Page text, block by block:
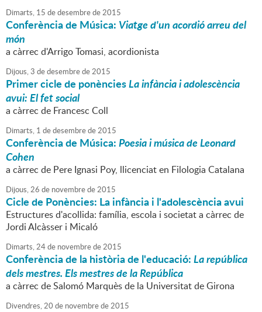
Dimarts, 15 dedesembrede2015
Conferència de Música: Viatge d'un acordió arreu del
món
a càrrec d'Arrigo Tomasi, acordionista
Dijous,3 dedesembrede2015
Primer cicle de ponènciesLa infància i adolescència
avui: El fet social
a càrrec de Francesc Coll
Dimarts, 1 dedesembrede2015
Conferència de Música:Poesia i música de Leonard
Cohen
a càrrec de Pere Ignasi Poy, llicenciat en Filologia Catalana
Dijous,26 de novembrede2015
Cicle de Ponències: La infància i l'adolescència avui
Estructures d'acollida: família, escola i societat a càrrec de
Jordi Alcàsser i Micaló
Dimarts,24de novembrede2015
Conferència de la història de l'educació:La república
dels mestres. Els mestres de la República
a càrrec de Salomó Marquès de la Universitat de Girona
Divendres,20 de novembrede2015